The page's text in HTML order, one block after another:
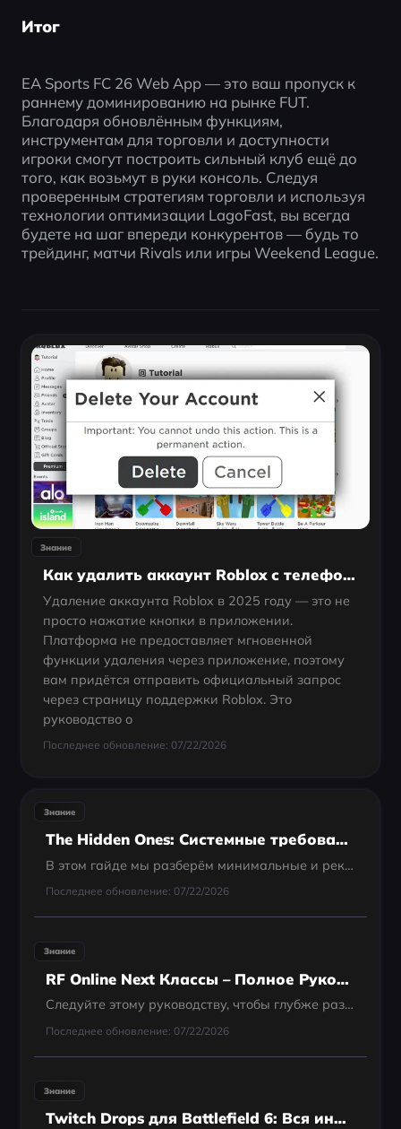
Итог
EA Sports FC 26 Web App — это ваш пропуск к
раннему доминированию на рынке FUT.
Благодаря обновлённым функциям,
инструментам для торговли и доступности
игроки смогут построить сильный клуб ещё до
того, как возьмут в руки консоль. Следуя
проверенным стратегиям торговли и используя
технологии оптимизации LagoFast, вы всегда
будете на шаг впереди конкурентов — будь то
трейдинг, матчи Rivals или игры Weekend League.
Знание
Как удалить аккаунт Roblox с телефона и компьютера (2025 руковод
Удаление аккаунта Roblox в 2025 году — это не
просто нажатие кнопки в приложении.
Платформа не предоставляет мгновенной
функции удаления через приложение, поэтому
вам придётся отправить официальный запрос
через страницу поддержки Roblox. Это
руководство о
Последнее обновление: 07/22/2026
Знание
The Hidden Ones: Системные требования 2025
В этом гайде мы разберём минимальные и рекомендуемые системные требования для ПК, а также требования для Android и iOS. Узнайте: «Запустится ли The Hidden Ones на моём устройстве?»
Последнее обновление: 07/22/2026
Знание
RF Online Next Классы – Полное Руководство
Следуйте этому руководству, чтобы глубже разобраться в особенностях каждого класса в RF Online Next. Независимо от того, предпочитаете ли вы ближний бой, атаки на расстоянии или роли поддержки, понимание классов поможет вам раскрыть весь свой потенциал в
Последнее обновление: 07/22/2026
Знание
Twitch Drops для Battlefield 6: Вся информация в одном месте